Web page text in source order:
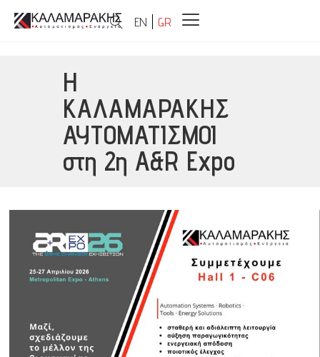
EN GR
Η
ΚΑΛΑΜΑΡΑΚΗΣ
ΑΥΤΟΜΑΤΙΣΜΟΙ
στη 2η A&R Expo